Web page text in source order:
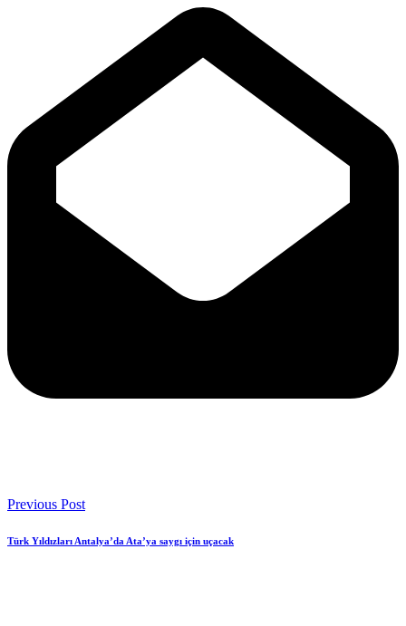
Previous Post
Türk Yıldızları Antalya’da Ata’ya saygı için uçacak